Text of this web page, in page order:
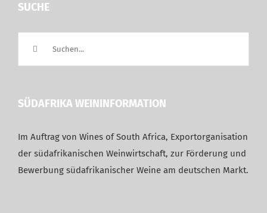
SUCHE
SÜDAFRIKA WEININFORMATION
Im Auftrag von Wines of South Africa, Exportorganisation
der südafrikanischen Weinwirtschaft, zur Förderung und
Bewerbung südafrikanischer Weine am deutschen Markt.